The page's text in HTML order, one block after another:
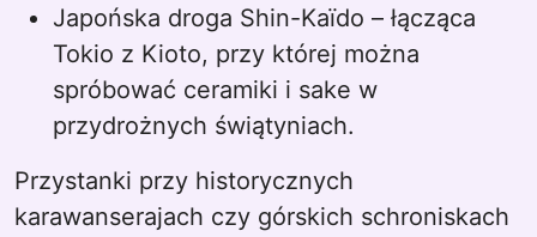
Japońska droga Shin-Kaïdo – łącząca
Tokio z Kioto, przy której można
spróbować ceramiki i sake w
przydrożnych świątyniach.
Przystanki przy historycznych
karawanserajach czy górskich schroniskach